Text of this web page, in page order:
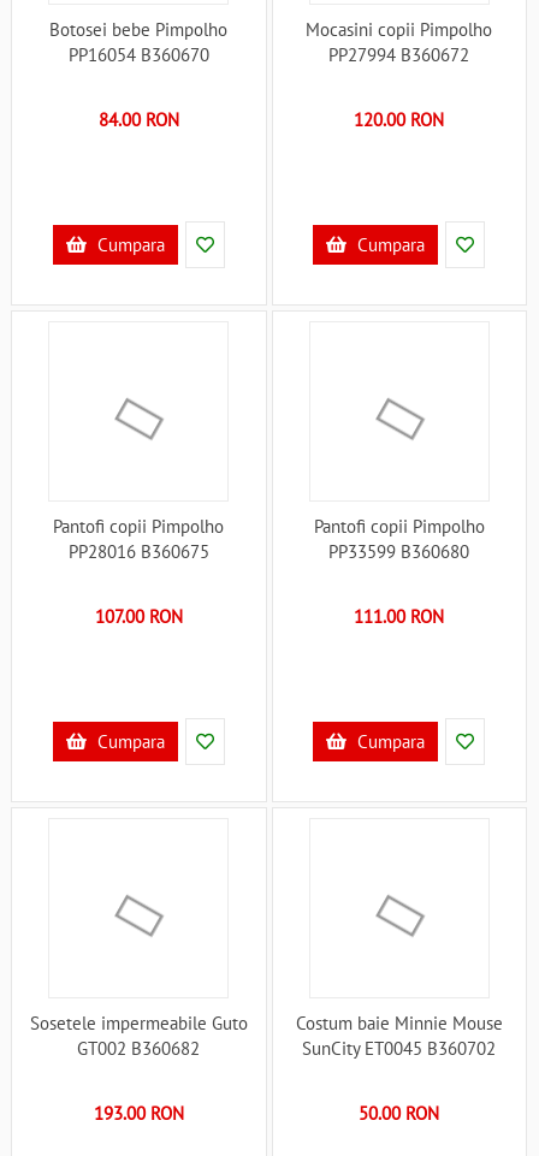
Botosei bebe Pimpolho
PP16054 B360670
84.00 RON
Cumpara
Mocasini copii Pimpolho
PP27994 B360672
120.00 RON
Cumpara
Pantofi copii Pimpolho
PP28016 B360675
107.00 RON
Cumpara
Pantofi copii Pimpolho
PP33599 B360680
111.00 RON
Cumpara
Sosetele impermeabile Guto
GT002 B360682
193.00 RON
Costum baie Minnie Mouse
SunCity ET0045 B360702
50.00 RON